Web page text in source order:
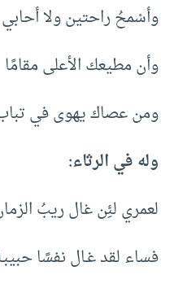
وأسْمحُ راحتين ولا أحابي
وأن مطيعك الأعلى مقامًا
ومن عصاك يهوى في
وله في الرثاء:
لعمري لئِن غال ريبُ
فساء لقد غـال نفسًا